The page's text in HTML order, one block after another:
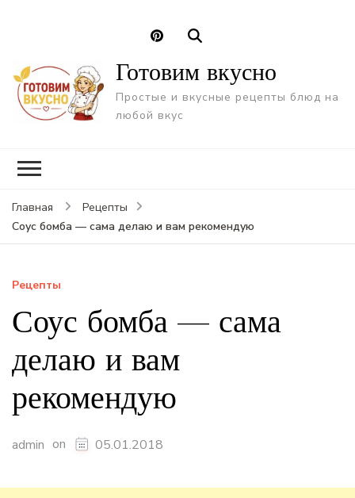
Готовим вкусно
Простые и вкусные рецепты блюд на
любой вкус
Главная
Рецепты
Соус бомба — сама делаю и вам рекомендую
Рецепты
Соус бомба — сама
делаю и вам
рекомендую
admin on 05.01.2018